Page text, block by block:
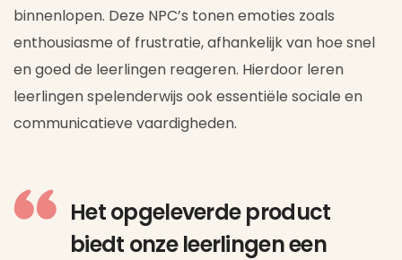
binnenlopen. Deze NPC’s tonen emoties zoals
enthousiasme of frustratie, afhankelijk van hoe snel
en goed de leerlingen reageren. Hierdoor leren
leerlingen spelenderwijs ook essentiële sociale en
communicatieve vaardigheden.
Het opgeleverde product
biedt onze leerlingen een